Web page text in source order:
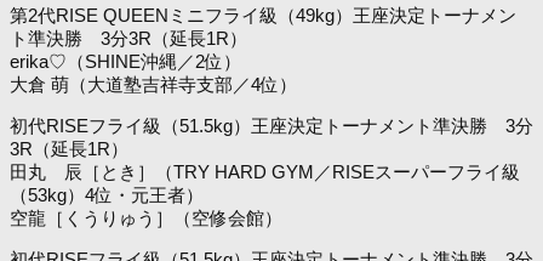
第2代RISE QUEENミニフライ級（49kg）王座決定トーナメン
ト準決勝 3分3R（延長1R）
erika♡（SHINE沖縄／2位）
大倉 萌（大道塾吉祥寺支部／4位）
初代RISEフライ級（51.5kg）王座決定トーナメント準決勝 3分
3R（延長1R）
田丸 辰［とき］（TRY HARD GYM／RISEスーパーフライ級
（53kg）4位・元王者）
空龍［くうりゅう］（空修会館）